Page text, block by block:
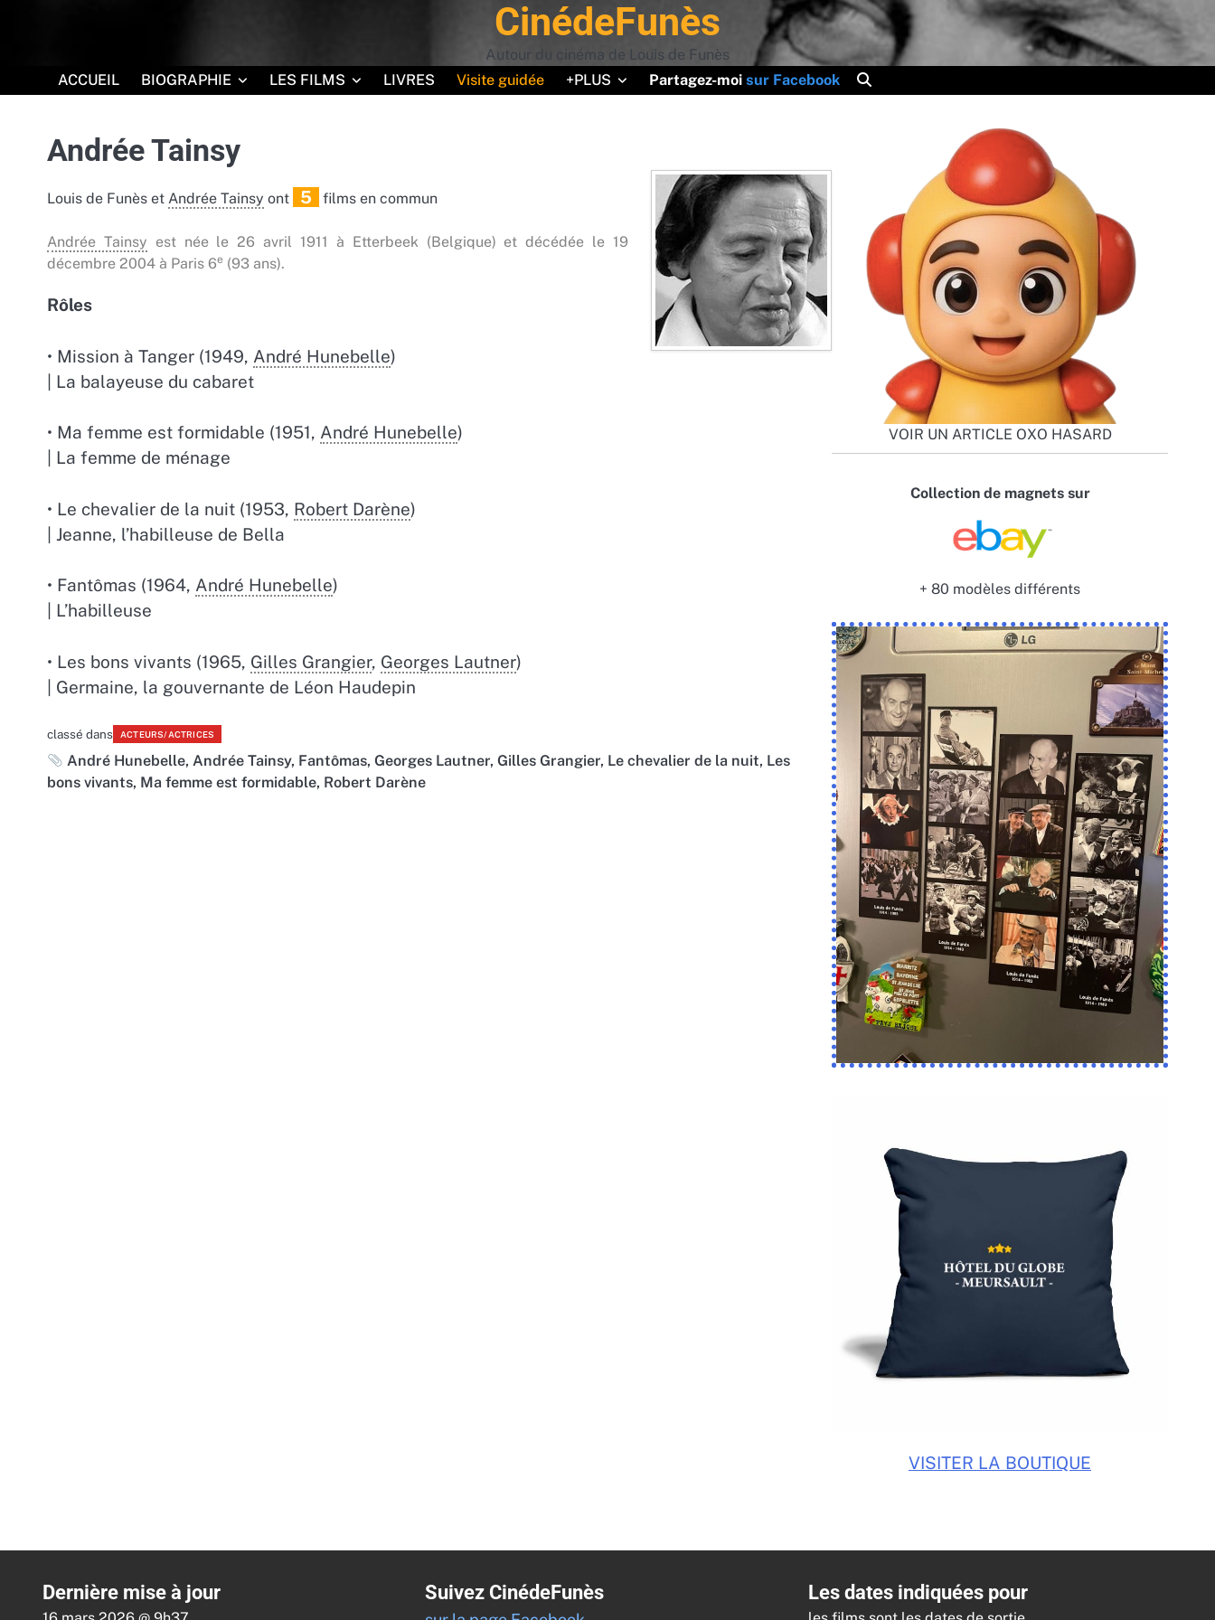
CinédeFunès
Autour du cinéma de Louis de Funès
ACCUEIL
BIOGRAPHIE LES FILMS LIVRES Visite guidée +PLUS Partagez-moi sur Facebook
Andrée Tainsy
Louis de Funès et Andrée Tainsy ont 5 films en commun
Andrée Tainsy est née le 26 avril 1911 à Etterbeek (Belgique) et décédée le 19
décembre 2004 à Paris 6e (93 ans).
Rôles
• Mission à Tanger (1949, André Hunebelle)
| La balayeuse du cabaret
• Ma femme est formidable (1951, André Hunebelle)
| La femme de ménage
• Le chevalier de la nuit (1953, Robert Darène)
| Jeanne, l’habilleuse de Bella
• Fantômas (1964, André Hunebelle)
| L’habilleuse
• Les bons vivants (1965, Gilles Grangier, Georges Lautner)
| Germaine, la gouvernante de Léon Haudepin
classé dans ACTEURS/ACTRICES
André Hunebelle,Andrée Tainsy, Fantômas,Georges Lautner,Gilles Grangier, Le chevalier de la nuit, Les
bons vivants, Ma femme est formidable, Robert Darène
VOIR UN ARTICLE OXO HASARD
Collection de magnets sur
+ 80 modèles différents
VISITER LA BOUTIQUE
Dernière mise à jour Suivez CinédeFunès Les dates indiquées pour
avec le code " BIENVENUE10 " (offre non cumulable) QuoiMaGueule